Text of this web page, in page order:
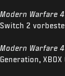
Modern Warfare 4
Switch 2
Modern Warfare 4
Generation,